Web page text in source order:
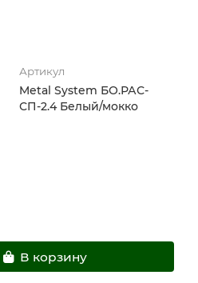
Артикул
Metal System БО.РАС-
СП-2.4 Белый/мокко
В корзину